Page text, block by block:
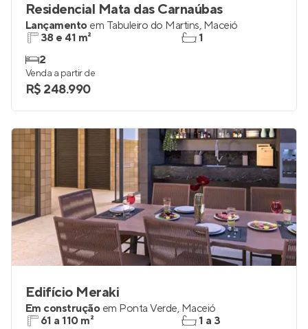
Residencial Mata das Carnaúbas
Lançamento em Tabuleiro do Martins, Maceió
38 e 41 m²
2
1
Venda a partir de
R$ 248.990
Edifício Meraki
Em construção em Ponta Verde, Maceió
61 a 110 m²
1 a 3